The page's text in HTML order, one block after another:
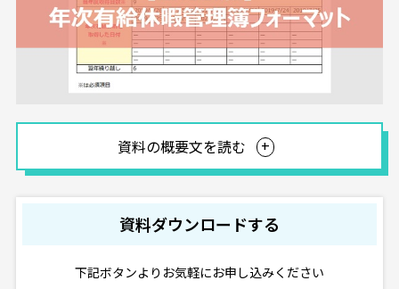
資料の概要文を読む
資料ダウンロードする
下記ボタンよりお気軽にお申し込みください